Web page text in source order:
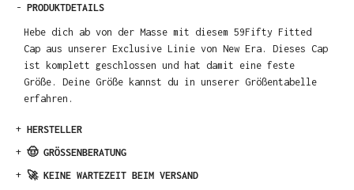
- PRODUKTDETAILS
Hebe dich ab von der Masse mit diesem 59Fifty Fitted
Cap aus unserer Exclusive Linie von New Era. Dieses Cap
ist komplett geschlossen und hat damit eine feste
Größe. Deine Größe kannst du in unserer Größentabelle
erfahren.
+ HERSTELLER
+ 🤠 GRÖSSENBERATUNG
+ 🚀 KEINE WARTEZEIT BEIM VERSAND